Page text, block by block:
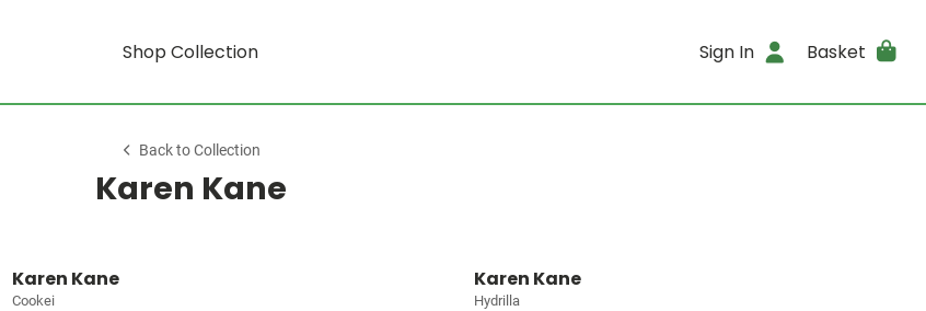
Shop Collection Sign In Basket
Back to Collection
Karen Kane
Karen Kane
Cookei
Karen Kane
Hydrilla